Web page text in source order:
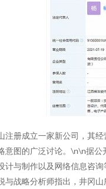
册成立一家新公司，其
图的广泛讨论。\n\n据
与制作以及网络信息咨
战略分析师指出，井冈